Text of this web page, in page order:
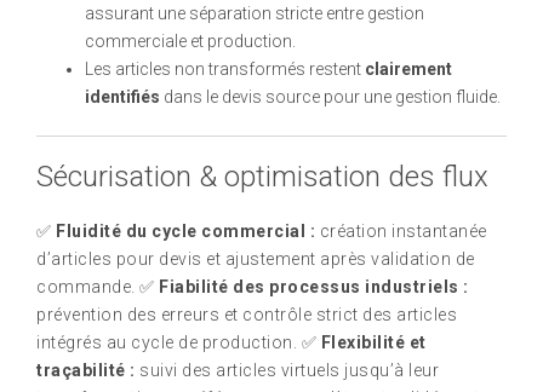
assurant une séparation stricte entre gestion
commerciale et production.
Les articles non transformés restent clairement
identifiés dans le devis source pour une gestion fluide.
Sécurisation & optimisation des flux
✅ Fluidité du cycle commercial : création instantanée
d’articles pour devis et ajustement après validation de
commande. ✅ Fiabilité des processus industriels :
prévention des erreurs et contrôle strict des articles
intégrés au cycle de production. ✅ Flexibilité et
traçabilité : suivi des articles virtuels jusqu’à leur